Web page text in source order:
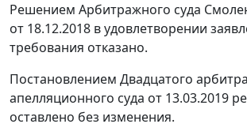
Решением Арбитражного суда
от 18.12.2018 в удовлетворении
требования отказано.
Постановлением Двадцатого
апелляционного суда от 13.03.2019
оставлено без изменения.